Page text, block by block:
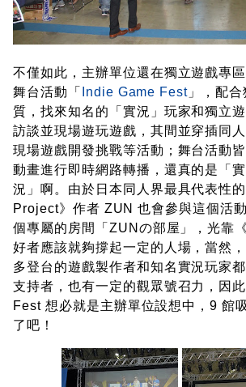
不僅如此，主辦單位還在獨立遊戲專
舞台活動「
Indie Game Fest 」，配
質，找來知名的「實況」玩家和獨立
訪談並現場遊玩遊戲，其間並穿插同
現場遊戲開發挑戰等活動；舞台活動
動畫進行即時網路轉播，還真的是「
況」啊。由於日本同人界最具代表性
Project》作者 ZUN 也會參與這個活
個專屬的房間「ZUNの部屋」，光靠
好者應該就夠撐起一定的人場，當然
多登台的遊戲製作者和知名實況玩家
支持者，也有一定的觀眾號召力，因
Fest 想必就是主辦單位設想中，9 館
了吧！